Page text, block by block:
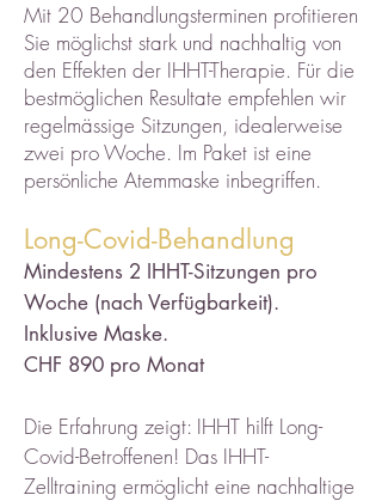
Mit 20 Behandlungsterminen profitieren
Sie möglichst stark und nachhaltig von
den Effekten der IHHT-Therapie. Für die
bestmöglichen Resultate empfehlen wir
regelmässige Sitzungen, idealerweise
zwei pro Woche. Im Paket ist eine
persönliche Atemmaske inbegriffen.
Long-Covid-Behandlung
Mindestens 2 IHHT-Sitzungen pro
Woche (nach Verfügbarkeit).
Inklusive Maske.
CHF 890 pro Monat
Die Erfahrung zeigt: IHHT hilft Long-
Covid-Betroffenen! Das IHHT-
Zelltraining ermöglicht eine nachhaltige